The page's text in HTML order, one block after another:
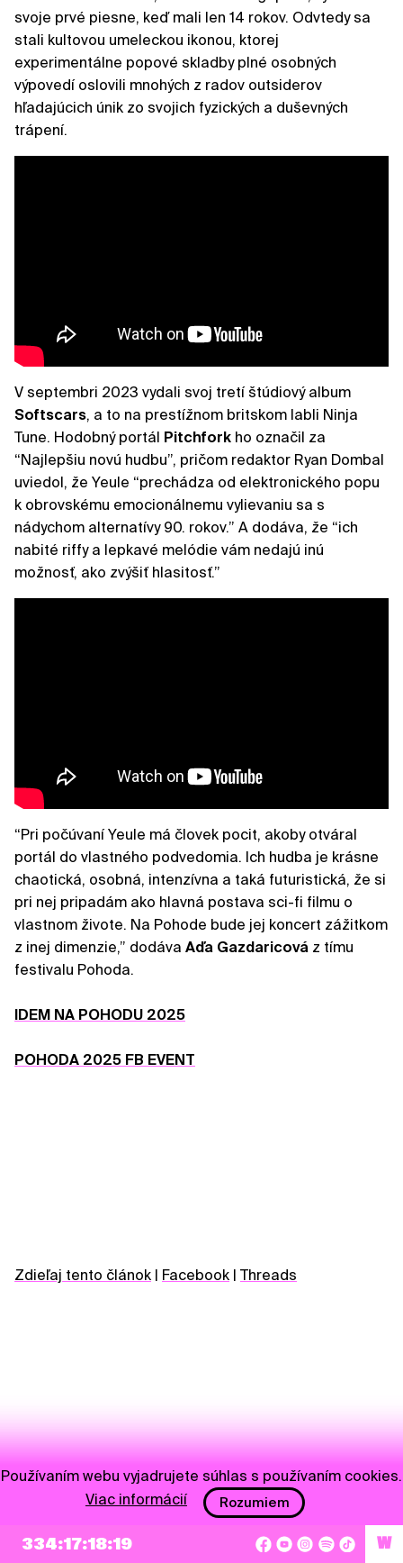
svoje prvé piesne, keď mali len 14 rokov. Odvtedy sa
stali kultovou umeleckou ikonou, ktorej
experimentálne popové skladby plné osobných
výpovedí oslovili mnohých z radov outsiderov
hľadajúcich únik zo svojich fyzických a duševných
trápení.
V septembri 2023 vydali svoj tretí štúdiový album
Softscars, a to na prestížnom britskom labli Ninja
Tune. Hodobný portál Pitchfork ho označil za
“Najlepšiu novú hudbu”, pričom redaktor Ryan Dombal
uviedol, že Yeule “prechádza od elektronického popu
k obrovskému emocionálnemu vylievaniu sa s
nádychom alternatívy 90. rokov.” A dodáva, že “ich
nabité riffy a lepkavé melódie vám nedajú inú
možnosť, ako zvýšiť hlasitosť.”
“Pri počúvaní Yeule má človek pocit, akoby otváral
portál do vlastného podvedomia. Ich hudba je krásne
chaotická, osobná, intenzívna a taká futuristická, že si
pri nej pripadám ako hlavná postava sci-fi filmu o
vlastnom živote. Na Pohode bude jej koncert zážitkom
z inej dimenzie,” dodáva Aďa Gazdaricová z tímu
festivalu Pohoda.
IDEM NA POHODU 2025
POHODA 2025 FB EVENT
Zdieľaj tento článok | Facebook | Threads
NEWSLETTER
334:17:18:18 W
Používaním webu vyjadrujete súhlas s používaním cookies.
Viac informácií
Rozumiem